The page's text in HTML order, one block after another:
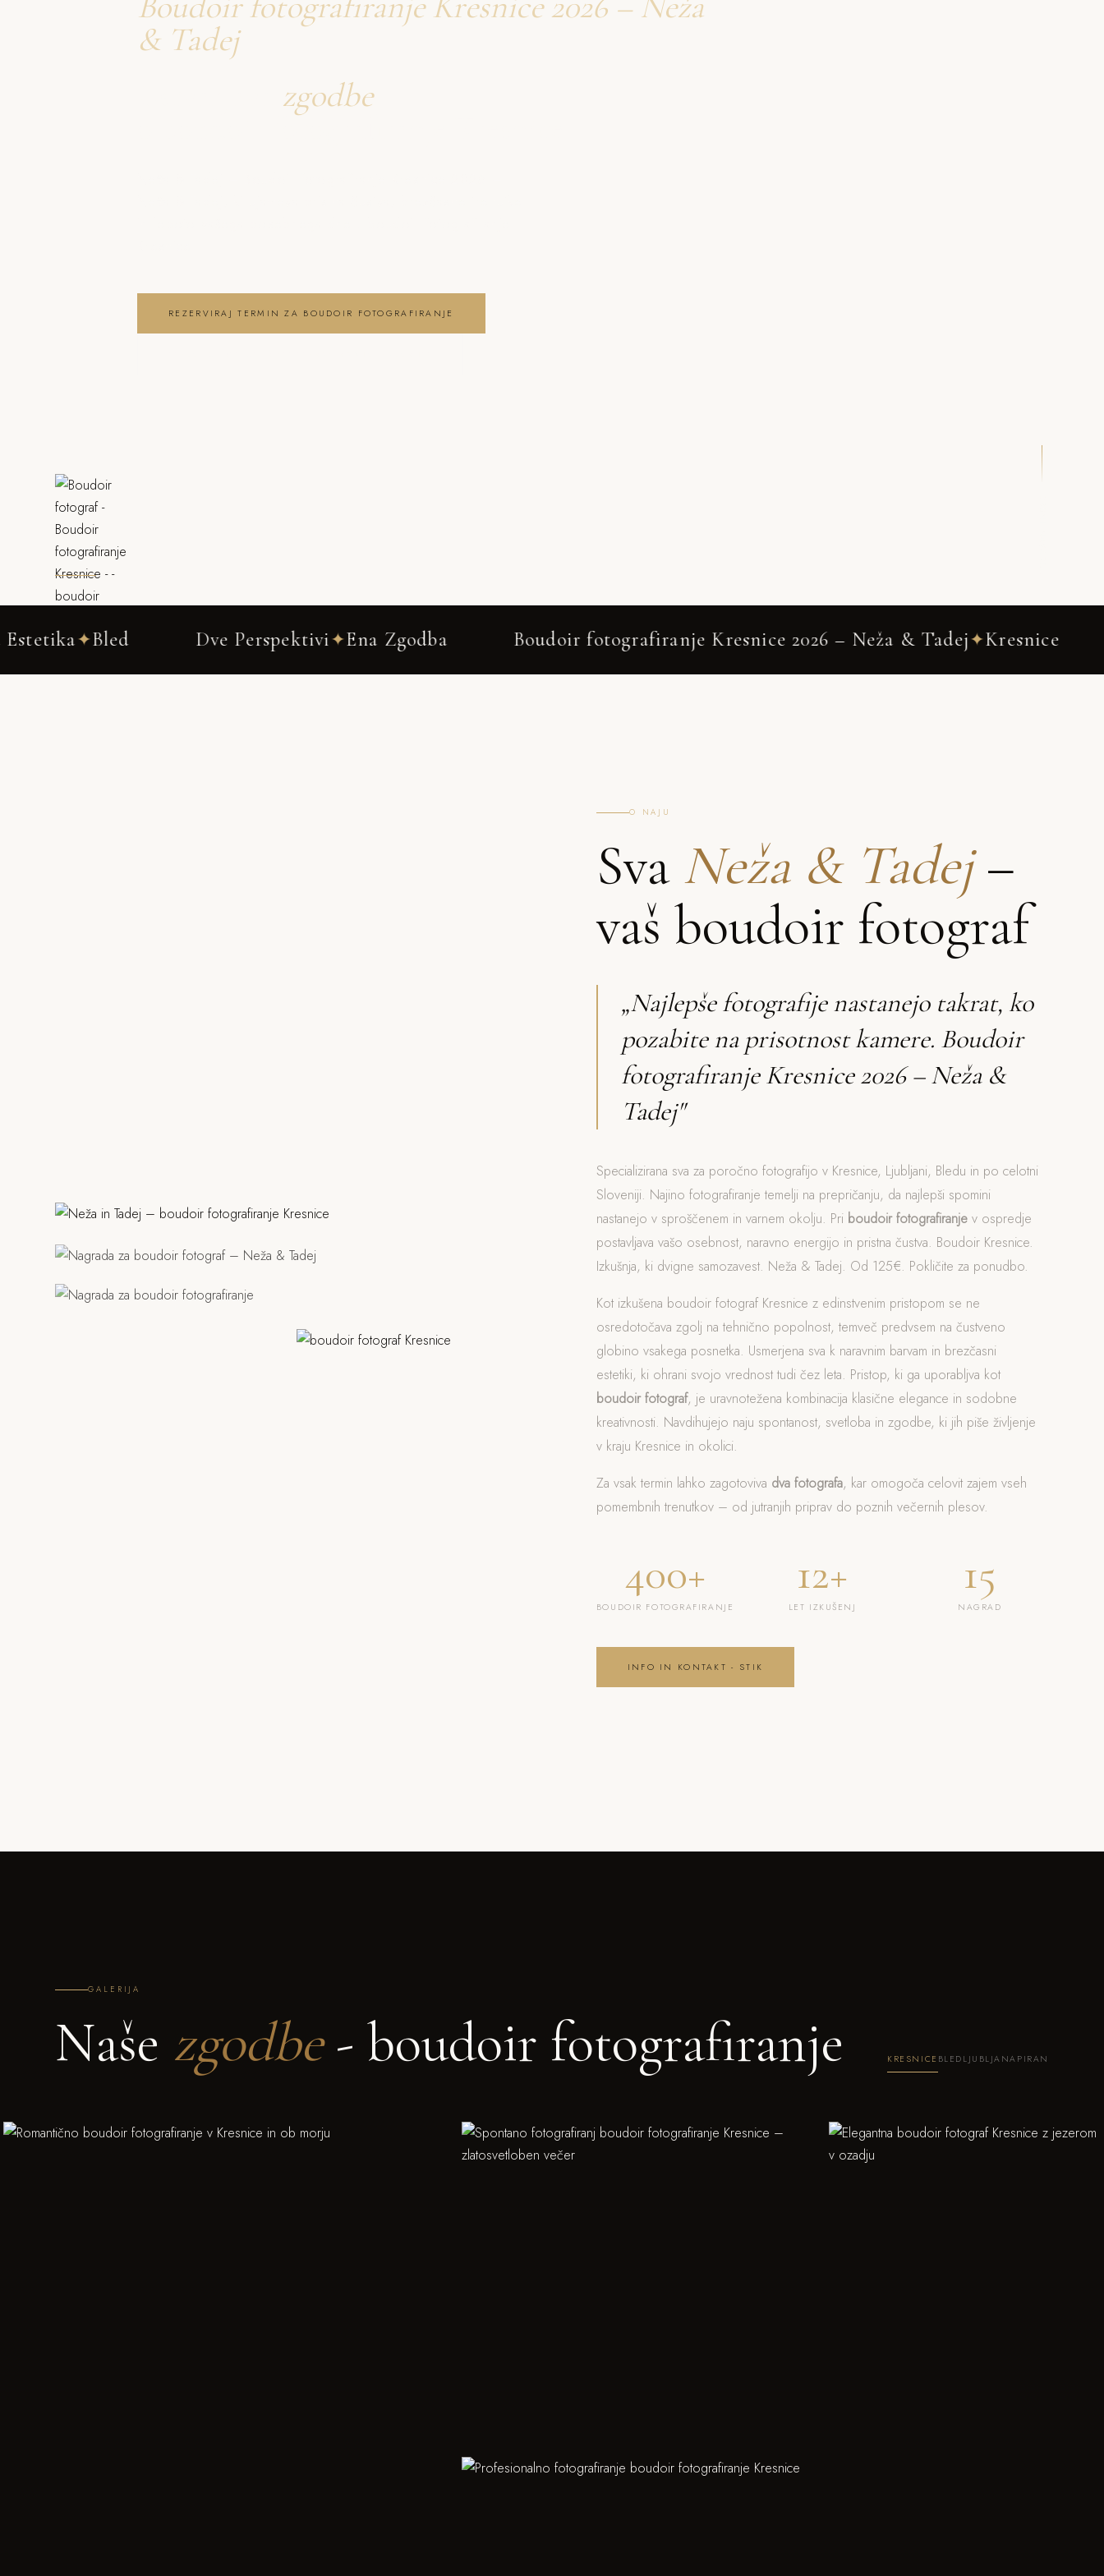
& Tadej
zgodbe
o boudoir fotografiranje Kresnice
REZERVIRAJ TERMIN ZA BOUDOIR FOTOGRAFIRANJE
Bled Dve Perspektivi✦Ena Zgodba Boudoir fotografiranje Kresnice 2026 – Neža & Tadej✦ Kresnice
O NAJU
Sva Neža & Tadej–
vaš boudoir fotograf
„Najlepše fotografije nastanejo takrat, ko
pozabite na prisotnost kamere. Boudoir
fotografiranje Kresnice 2026 – Neža &
Tadej"
Specializirana sva za poročno fotografijo v Kresnice, Ljubljani, Bledu in po celotni
Sloveniji. Najino fotografiranje temelji na prepričanju, da najlepši spomini
nastanejo v sproščenem in varnem okolju. Pri boudoir fotografiranjev ospredje
postavljava vašo osebnost, naravno energijo in pristna čustva. Boudoir Kresnice.
Izkušnja, ki dvigne samozavest. Neža & Tadej. Od 125€. Pokličite za ponudbo.
Kot izkušena boudoir fotograf Kresnice z edinstvenim pristopom se ne
osredotočava zgolj na tehnično popolnost, temveč predvsem na čustveno
globino vsakega posnetka. Usmerjena sva k naravnim barvam in brezčasni
estetiki, ki ohrani svojo vrednost tudi čez leta. Pristop, ki ga uporabljva kot
boudoir fotograf, je uravnotežena kombinacija klasične elegance in sodobne
kreativnosti. Navdihujejo naju spontanost, svetloba in zgodbe, ki jih piše življenje
v kraju Kresnice in okolici.
Za vsak termin lahko zagotoviva dva fotografa, kar omogoča celovit zajem vseh
pomembnih trenutkov – od jutranjih priprav do poznih večernih plesov.
400+
BOUDOIR FOTOGRAFIRANJE
12+
LET IZKUŠENJ
15
NAGRAD
INFO IN KONTAKT - STIK
GALERIJA
Naše zgodbe- boudoir fotografiranje KRESNICE BLED LJUBLJANA PIRAN